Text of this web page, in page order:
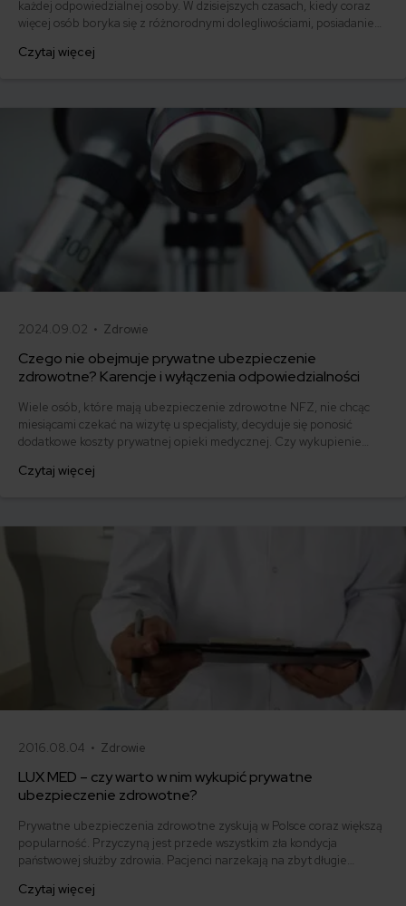
każdej odpowiedzialnej osoby. W dzisiejszych czasach, kiedy coraz
więcej osób boryka się z różnorodnymi dolegliwościami, posiadanie
popularne. Ranking pakietów medycznych 2024 to kompleksowe
Czytaj więcej
2024.09.02 • Zdrowie
Czego nie obejmuje prywatne ubezpieczenie
zdrowotne? Karencje i wyłączenia odpowiedzialności
Wiele osób, które mają ubezpieczenie zdrowotne NFZ, nie chcąc
miesiącami czekać na wizytę u specjalisty, decyduje się ponosić
dodatkowe koszty prywatnej opieki medycznej. Czy wykupienie
ochronę w najtrudniejszym okresie? W tym artykule dowiesz się,
Czytaj więcej
2016.08.04 • Zdrowie
LUX MED – czy warto w nim wykupić prywatne
ubezpieczenie zdrowotne?
Prywatne ubezpieczenia zdrowotne zyskują w Polsce coraz większą
popularność. Przyczyną jest przede wszystkim zła kondycja
państwowej służby zdrowia. Pacjenci narzekają na zbyt długie
przez lekarzy oraz konieczność odbycia kilku wizyt, żeby coś
Czytaj więcej